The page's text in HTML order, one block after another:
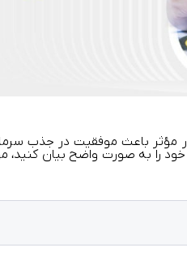
باعث موفقیت در جذب
را به ‌صورت واضح بیان کنید،